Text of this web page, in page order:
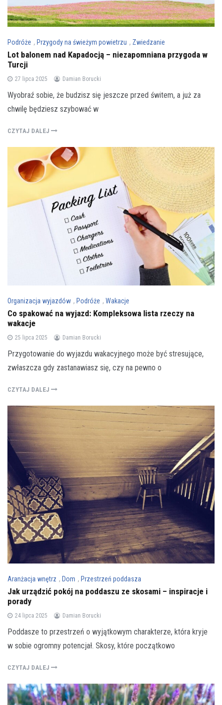
Podróże , Przygody na świeżym powietrzu , Zwiedzanie
Lot balonem nad Kapadocją – niezapomniana przygoda w
Turcji
27 lipca 2025 Damian Borucki
Wyobraź sobie, że budzisz się jeszcze przed świtem, a już za
chwilę będziesz szybować w
CZYTAJ DALEJ
Organizacja wyjazdów , Podróże , Wakacje
Co spakować na wyjazd: Kompleksowa lista rzeczy na
wakacje
25 lipca 2025 Damian Borucki
Przygotowanie do wyjazdu wakacyjnego może być stresujące,
zwłaszcza gdy zastanawiasz się, czy na pewno o
CZYTAJ DALEJ
Aranżacja wnętrz , Dom , Przestrzeń poddasza
Jak urządzić pokój na poddaszu ze skosami – inspiracje i
porady
24 lipca 2025 Damian Borucki
Poddasze to przestrzeń o wyjątkowym charakterze, która kryje
w sobie ogromny potencjał. Skosy, które początkowo
CZYTAJ DALEJ